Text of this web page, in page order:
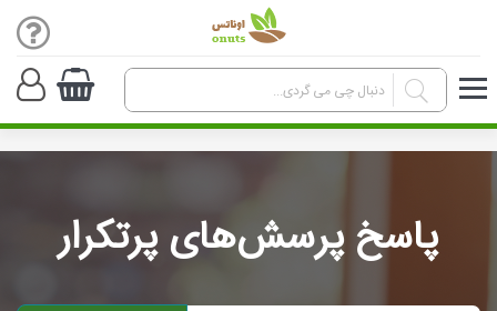
پاسخ پرسش‌های پرتکرار